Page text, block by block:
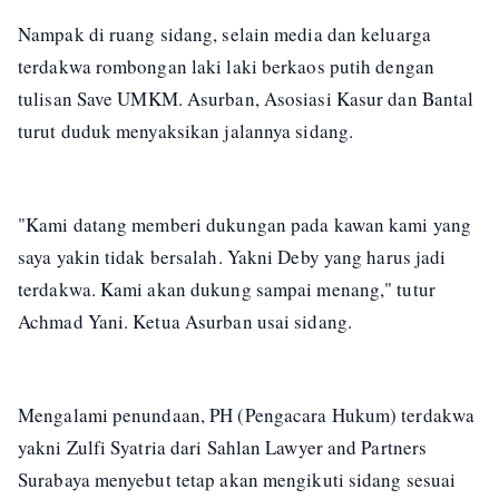
Nampak di ruang sidang, selain media dan keluarga
terdakwa rombongan laki laki berkaos putih dengan
tulisan Save UMKM. Asurban, Asosiasi Kasur dan Bantal
turut duduk menyaksikan jalannya sidang.
"Kami datang memberi dukungan pada kawan kami yang
saya yakin tidak bersalah. Yakni Deby yang harus jadi
terdakwa. Kami akan dukung sampai menang," tutur
Achmad Yani. Ketua Asurban usai sidang.
Mengalami penundaan, PH (Pengacara Hukum) terdakwa
yakni Zulfi Syatria dari Sahlan Lawyer and Partners
Surabaya menyebut tetap akan mengikuti sidang sesuai